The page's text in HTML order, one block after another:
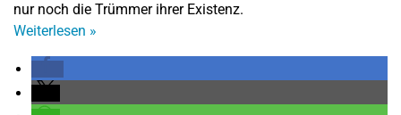
nur noch die Trümmer ihrer Existenz.
Weiterlesen »